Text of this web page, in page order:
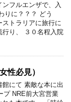
フルエンザで、入
りに？？？ どう
トラリアに旅行に
行り、 ３０名程入院
性必見）
にて 素敵な本に出
NRE前大宮営業